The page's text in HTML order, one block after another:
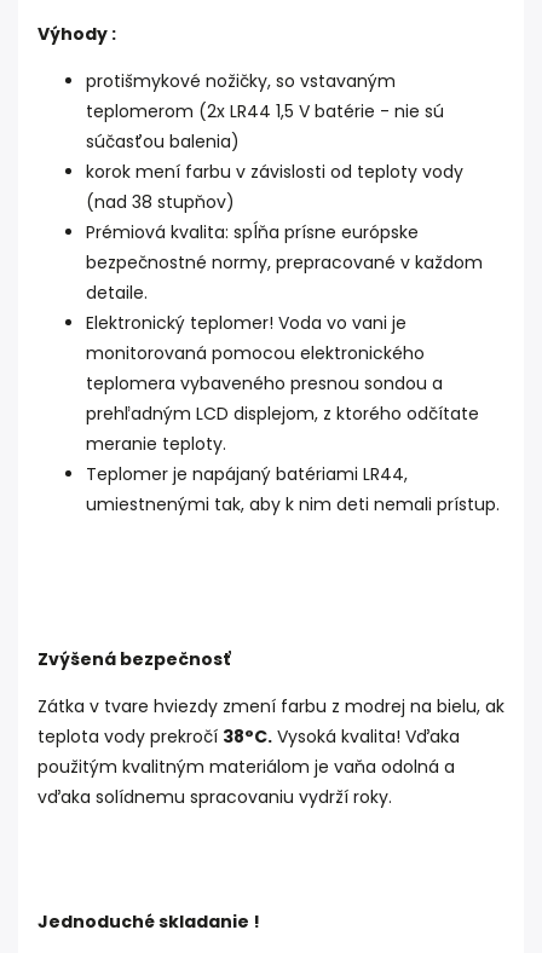
Výhody :
protišmykové nožičky, so vstavaným
teplomerom (2x LR44 1,5 V batérie - nie sú
súčasťou balenia)
korok mení farbu v závislosti od teploty vody
(nad 38 stupňov)
Prémiová kvalita: spĺňa prísne európske
bezpečnostné normy, prepracované v každom
detaile.
Elektronický teplomer! Voda vo vani je
monitorovaná pomocou elektronického
teplomera vybaveného presnou sondou a
prehľadným LCD displejom, z ktorého odčítate
meranie teploty.
Teplomer je napájaný batériami LR44,
umiestnenými tak, aby k nim deti nemali prístup.
Zvýšená bezpečnosť
Zátka v tvare hviezdy zmení farbu z modrej na bielu, ak
teplota vody prekročí 38°C. Vysoká kvalita! Vďaka
použitým kvalitným materiálom je vaňa odolná a
vďaka solídnemu spracovaniu vydrží roky.
Jednoduché skladanie !